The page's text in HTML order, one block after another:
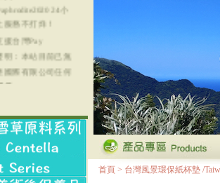
服務不打烊！
援台灣Pay
明：本站目前已無
國際有限公司任何
係
援支付宝
不限重量，调降为
￥71.00)
首頁 > 台灣風景環保紙杯墊 /